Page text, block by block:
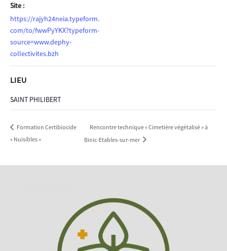
Site :
https://rajyh24neia.typeform.
com/to/fwwPyYKX?typeform-
source=www.dephy-
collectivites.bzh
LIEU
SAINT PHILIBERT
Formation Certibiocide
« Nuisibles »
Rencontre technique « Cimetière végétalisé » à
Binic-Etables-sur-mer